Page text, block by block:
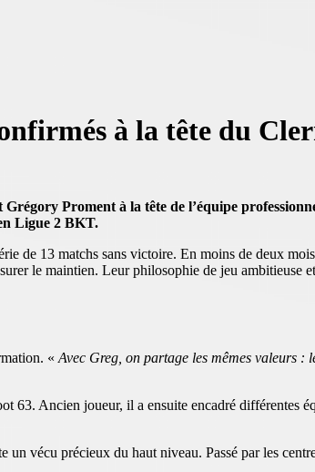
à la tête du
Proment à la tête de l’équipe
Ligue 2 BKT.
de 13 matchs sans victoire. En moins de deux
le maintien. Leur philosophie de jeu ambitieuse
«Avec Greg, on partage les mêmes valeurs :
63. Ancien joueur, il a ensuite encadré différentes
vécu précieux du haut niveau. Passé par les